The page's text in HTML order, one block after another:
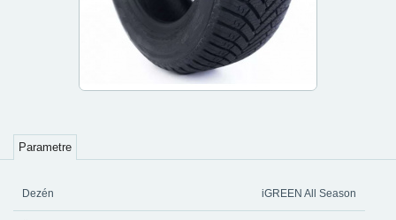
Parametre
Dezén iGREEN All Season